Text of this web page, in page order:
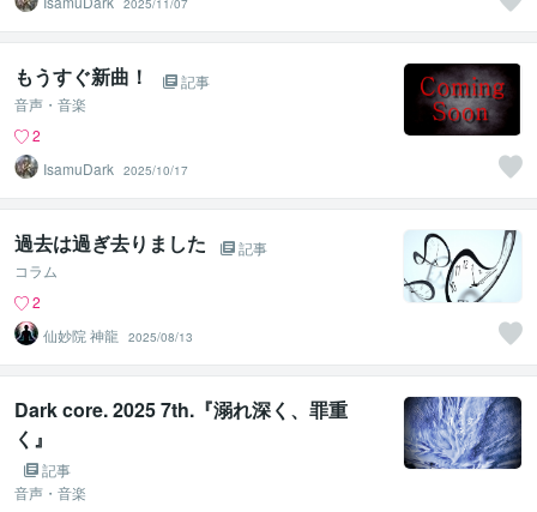
2025/11/07
もうすぐ新曲！
記事
音声・音楽
2
IsamuDark 2025/10/17
過去は過ぎ去りました
記事
コラム
2
仙妙院 神龍
2025/08/13
Dark core. 2025 7th.『溺れ深く、罪重
く』
記事
音声・音楽